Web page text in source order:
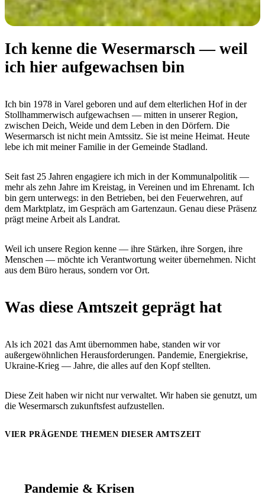
Ich kenne die Wesermarsch — weil
ich hier aufgewachsen bin
Ich bin 1978 in Varel geboren und auf dem elterlichen Hof in der
Stollhammerwisch aufgewachsen — mitten in unserer Region,
zwischen Deich, Weide und dem Leben in den Dörfern. Die
Wesermarsch ist nicht mein Amtssitz. Sie ist meine Heimat. Heute
lebe ich mit meiner Familie in der Gemeinde Stadland.
Seit fast 25 Jahren engagiere ich mich in der Kommunalpolitik —
mehr als zehn Jahre im Kreistag, in Vereinen und im Ehrenamt. Ich
bin gern unterwegs: in den Betrieben, bei den Feuerwehren, auf
dem Marktplatz, im Gespräch am Gartenzaun. Genau diese Präsenz
prägt meine Arbeit als Landrat.
Weil ich unsere Region kenne — ihre Stärken, ihre Sorgen, ihre
Menschen — möchte ich Verantwortung weiter übernehmen. Nicht
aus dem Büro heraus, sondern vor Ort.
Was diese Amtszeit geprägt hat
Als ich 2021 das Amt übernommen habe, standen wir vor
außergewöhnlichen Herausforderungen. Pandemie, Energiekrise,
Ukraine-Krieg — Jahre, die alles auf den Kopf stellten.
Diese Zeit haben wir nicht nur verwaltet. Wir haben sie genutzt, um
die Wesermarsch zukunftsfest aufzustellen.
VIER PRÄGENDE THEMEN DIESER AMTSZEIT
Pandemie & Krisen